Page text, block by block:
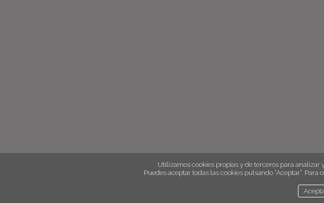
aviso
Utilizamos cookies propias y de terceros para analizar
Puedes aceptar todas las cookies pulsando “Aceptar”.